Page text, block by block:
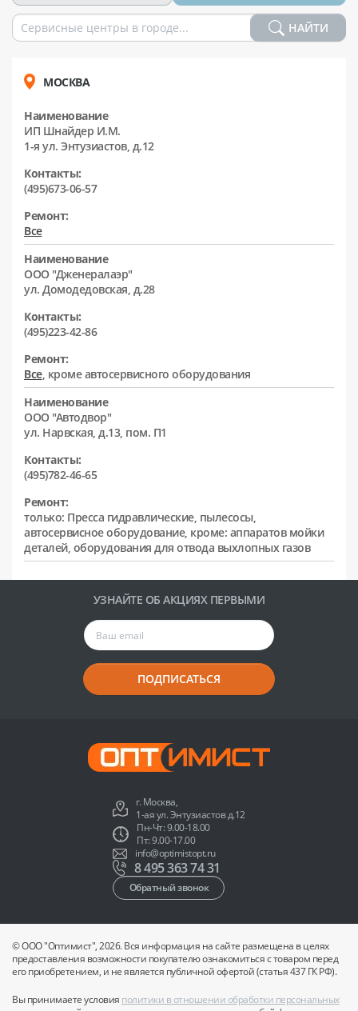
НАЙТИ
МОСКВА
Наименование
ИП Шнайдер И.М.
1-я ул. Энтузиастов, д.12
Контакты:
(495)673-06-57
Ремонт:
Все
Наименование
ООО "Дженералаэр"
ул. Домодедовская, д.28
Контакты:
(495)223-42-86
Ремонт:
Все, кроме автосервисного оборудования
Наименование
ООО "Автодвор"
ул. Нарвская, д.13, пом. П1
Контакты:
(495)782-46-65
Ремонт:
только: Пресса гидравлические, пылесосы,
автосервисное оборудование, кроме: аппаратов мойки
деталей, оборудования для отвода выхлопных газов
УЗНАЙТЕ ОБ АКЦИЯХ ПЕРВЫМИ
ПОДПИСАТЬСЯ
г. Москва,
1-ая ул. Энтузиастов д.12
Пн-Чт: 9.00-18.00
Пт: 9.00-17.00
info@optimistopt.ru
8 495 363 74 31
Обратный звонок
© ООО "Оптимист", 2026. Вся информация на сайте размещена в целях
предоставления возможности покупателю ознакомиться с товаром перед
его приобретением, и не является публичной офертой (статья 437 ГК РФ).
Вы принимаете условия политики в отношении обработки персональных